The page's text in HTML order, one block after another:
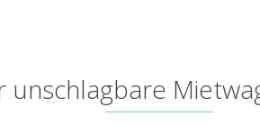
unschlagbare